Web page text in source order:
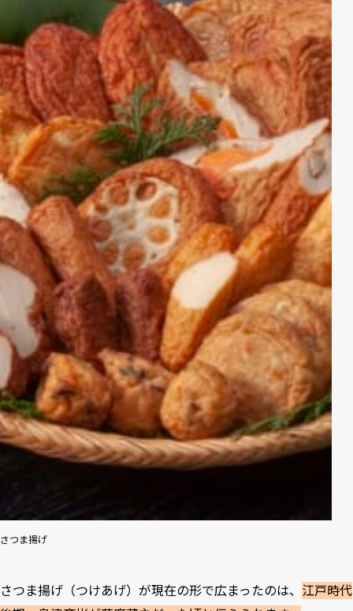
さつま揚げ
さつま揚げ（つけあげ）が現在の形で広まったのは、 江戸時代